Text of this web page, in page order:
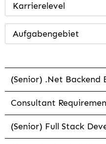
Karrierelevel
Aufgabengebiet
(Senior) .Net Backend
Consultant
(Senior) Full Stack